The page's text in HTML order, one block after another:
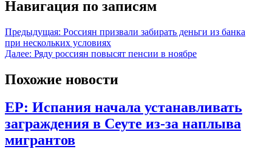
Навигация по записям
Предыдущая: Россиян призвали забирать деньги из банка
при нескольких условиях
Далее: Ряду россиян повысят пенсии в ноябре
Похожие новости
EP: Испания начала устанавливать
заграждения в Сеуте из-за наплыва
мигрантов